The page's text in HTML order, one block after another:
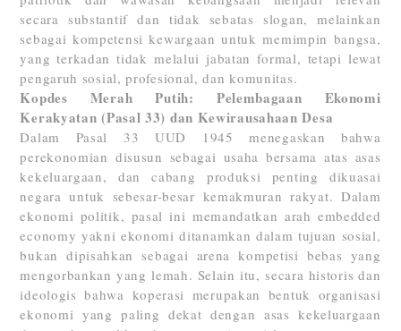
secara substantif dan tidak sebatas slogan, melainkan
sebagai kompetensi kewargaan untuk memimpin bangsa,
yang terkadan tidak melalui jabatan formal, tetapi lewat
pengaruh sosial, profesional, dan komunitas.
Kopdes Merah Putih: Pelembagaan Ekonomi
Kerakyatan (Pasal 33) dan Kewirausahaan Desa
Dalam Pasal 33 UUD 1945 menegaskan bahwa
perekonomian disusun sebagai usaha bersama atas asas
kekeluargaan, dan cabang produksi penting dikuasai
negara untuk sebesar-besar kemakmuran rakyat. Dalam
ekonomi politik, pasal ini memandatkan arah embedded
economy yakni ekonomi ditanamkan dalam tujuan sosial,
bukan dipisahkan sebagai arena kompetisi bebas yang
mengorbankan yang lemah. Selain itu, secara historis dan
ideologis bahwa koperasi merupakan bentuk organisasi
ekonomi yang paling dekat dengan asas kekeluargaan